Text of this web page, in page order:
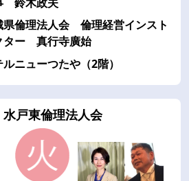
県倫理法人会 倫理経営インスト
ター 真行寺廣始
ニューつたや（2階）
水戸東倫理法人会